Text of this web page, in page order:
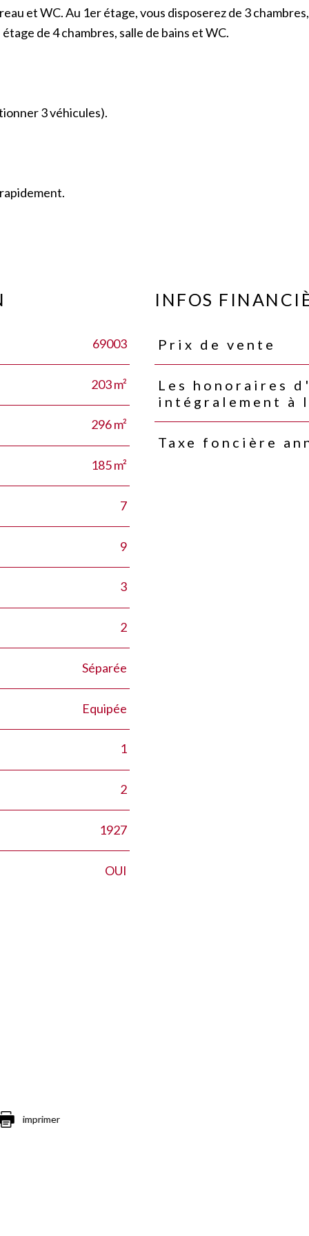
et WC. Au 1er étage, vous disposerez de 3
de 4 chambres, salle de bains et WC.
3 véhicules).
69003
203 m²
296 m²
185 m²
7
9
3
2
Séparée
Equipée
1
2
1927
OUI
INFOS
Caractéristiques Valeurs
Prix de vente
Les honoraires
intégralement à
Taxe foncière
imprimer